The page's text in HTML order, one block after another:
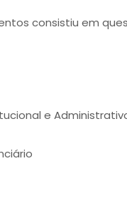
consistiu em
e